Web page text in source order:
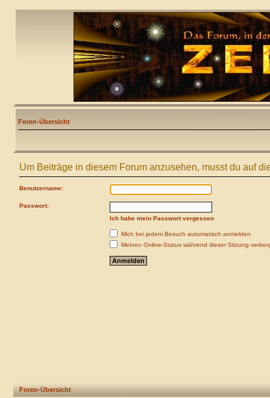
Foren-Übersicht
Um Beiträge in diesem Forum anzusehen, musst du auf
Benutzername:
Passwort:
Ich habe mein Passwort vergessen
Mich bei jedem Besuch automatisch anmelden
Meinen Online-Status während dieser Sitzung
Foren-Übersicht